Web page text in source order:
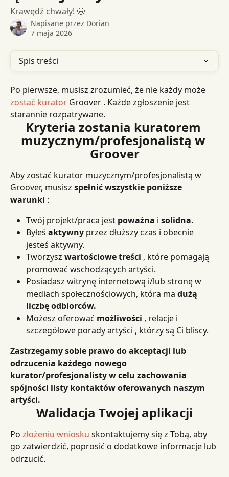
Krawędź chwały! 🤩
Napisane przez Dorian
7 maja 2026
Spis treści
Po pierwsze, musisz zrozumieć, że nie każdy może
zostać kurator Groover . Każde zgłoszenie jest
starannie rozpatrywane.
Kryteria zostania kuratorem
muzycznym/profesjonalistą w
Groover
Aby zostać kurator muzycznym/profesjonalistą w
Groover, musisz spełnić wszystkie poniższe
warunki :
Twój projekt/praca jest poważna i solidna.
Byłeś aktywny przez dłuższy czas i obecnie
jesteś aktywny.
Tworzysz wartościowe treści , które pomagają
promować wschodzących artyści.
Posiadasz witrynę internetową i/lub stronę w
mediach społecznościowych, która ma dużą
liczbę odbiorców.
Możesz oferować możliwości , relacje i
szczegółowe porady artyści , którzy są Ci bliscy.
Zastrzegamy sobie prawo do akceptacji lub
odrzucenia każdego nowego
kurator/profesjonalisty w celu zachowania
spójności listy kontaktów oferowanych naszym
artyści.
Walidacja Twojej aplikacji
Po złożeniu wniosku skontaktujemy się z Tobą, aby
go zatwierdzić, poprosić o dodatkowe informacje lub
odrzucić.